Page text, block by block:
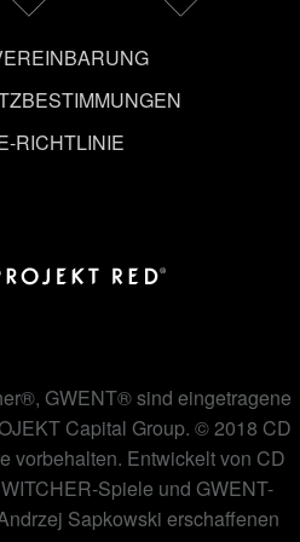
RICHTLINIE
GWENT® sind eingetragene
Capital Group. © 2018 CD
vorbehalten. Entwickelt von CD
Spiele und GWENT-
Sapkowski erschaffenen